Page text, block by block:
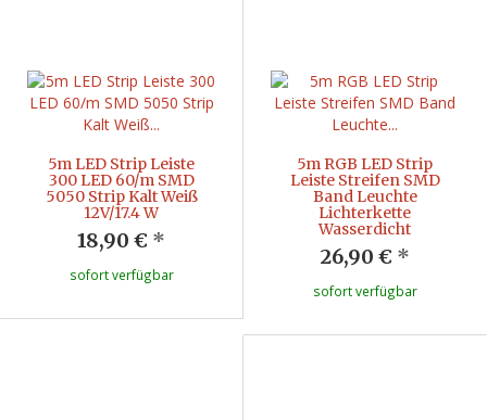
5m LED Strip Leiste
300 LED 60/m SMD
5050 Strip Kalt Weiß
12V/17.4 W
18,90 € *
sofort verfügbar
5m RGB LED Strip
Leiste Streifen SMD
Band Leuchte
Lichterkette
Wasserdicht
26,90 € *
sofort verfügbar